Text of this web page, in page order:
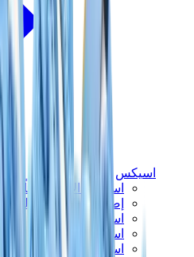
اسيكس
اسيكس الأكثر مبيعاً
إصدارات اسيكس الجديدة
اسيكس جل-كايانو
اسيكس جل-NYC
اسيكس GT-2160